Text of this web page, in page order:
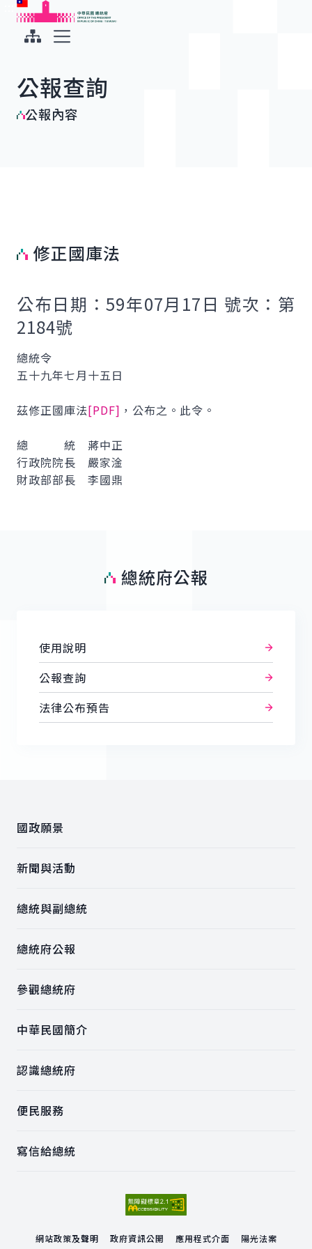
跳到主要內容
中華民國總統府
公報查詢
公報內容
修正國庫法
公布日期：59年07月17日 號次：第
2184號
總統令
五十九年七月十五日
茲修正國庫法[PDF] ，公布之。此令。
總 統 蔣中正
行政院院長 嚴家淦
財政部部長 李國鼎
總統府公報
使用說明
公報查詢
法律公布預告
國政願景
新聞與活動
總統與副總統
總統府公報
參觀總統府
中華民國簡介
認識總統府
便民服務
寫信給總統
網站政策及聲明 政府資訊公開 應用程式介面
陽光法案